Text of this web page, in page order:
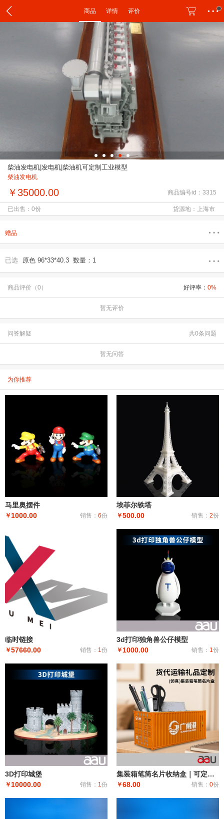
商品 详情 评价
柴油发电机|发电机|柴油机可定制工业模型
柴油发电机
￥35000.00 商品编号id：3315
已出售：0份 货源地：上海市
赠品
已选 原色 96*33*40.3 数量：1
商品评价（0） 好评率： 0%
暂无评价
问答解疑 共0条问题
暂无问答
为你推荐
马里奥摆件
￥1000.00 销售： 6份
埃菲尔铁塔
￥500.00 销售： 2份
临时链接
￥57660.00 销售： 1份
3d打印独角兽公仔模型
￥ 1000.00 销售： 1份
3D打印城堡
￥ 10000.00 销售： 1 份
集装箱笔筒名片收纳盒｜可定制涂装收藏摆件礼品
￥68.00 销售： 0份